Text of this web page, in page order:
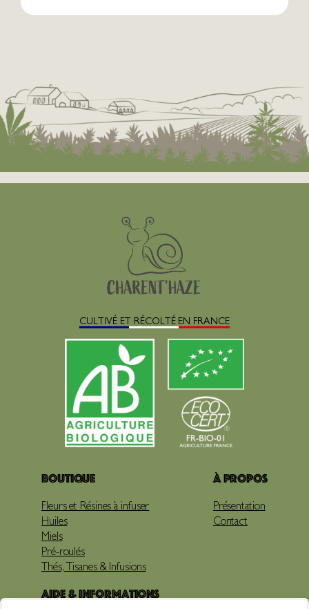
CULTIVÉ ET RÉCOLTÉ EN FRANCE
Boutique
Fleurs et Résines à infuser
Huiles
Miels
Pré-roulés
Thés, Tisanes & Infusions
À propos
Présentation
Contact
Aide & Informations